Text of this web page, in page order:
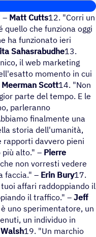
– Matt Cutts12. "Corri un
che funziona oggi
ha funzionato ieri
Sahasrabudhe13.
il web marketing
momento in cui
Meerman Scott14. "Non
parte del tempo. E le
parleranno
finalmente una
storia dell'umanità,
davvero pieni
alto." – Pierre
non vorresti vedere
faccia." – Erin Bury17.
affari raddoppiando il
il traffico." – Jeff
uno sperimentatore, un
un individuo in
19. "Un marchio